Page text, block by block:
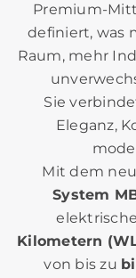
definiert, was
Raum, mehr
Sie
Eleganz,
Mit dem
System
Kilometern
von bis zu